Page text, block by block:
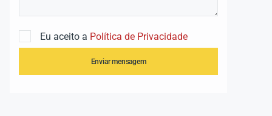
Eu aceito a Política de Privacidade
Enviar mensagem